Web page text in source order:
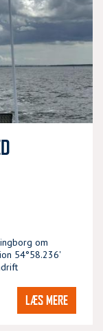
om
54°58.236'
LÆS MERE